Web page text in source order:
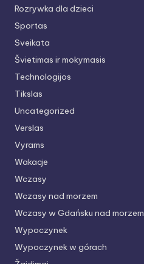
Rozrywka dla dzieci
Sportas
Sveikata
Švietimas ir mokymasis
Technologijos
Tikslas
Uncategorized
Verslas
Vyrams
Wakacje
Wczasy
Wczasy nad morzem
Wczasy w Gdańsku nad morzem
Wypoczynek
Wypoczynek w górach